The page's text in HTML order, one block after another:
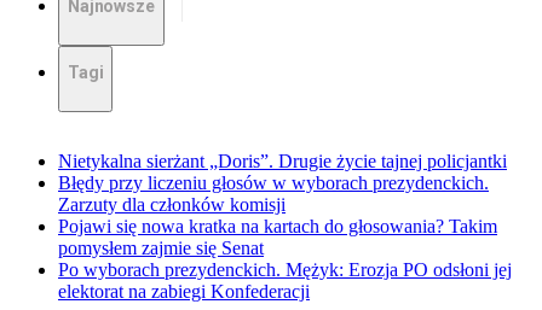
Najnowsze
Tagi
Nietykalna sierżant „Doris”. Drugie życie tajnej policjantki
Błędy przy liczeniu głosów w wyborach prezydenckich.
Zarzuty dla członków komisji
Pojawi się nowa kratka na kartach do głosowania? Takim
pomysłem zajmie się Senat
Po wyborach prezydenckich. Mężyk: Erozja PO odsłoni jej
elektorat na zabiegi Konfederacji